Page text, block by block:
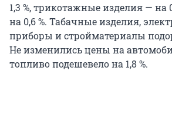
1,3 %, трикотажные изделия — на
на 0,6 %. Табачные изделия,
приборы и стройматериалы
Не изменились цены на
топливо подешевело на 1,8 %.